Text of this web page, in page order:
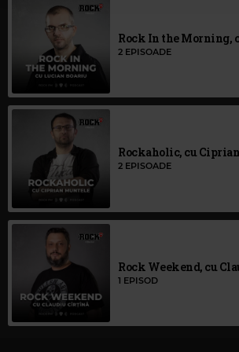
‹
Punctul pe Știri cu Magda
Rock In the Morning,
2 EPISOADE
Rockaholic, cu
2 EPISOADE
Rock Weekend, cu
1 EPISOD